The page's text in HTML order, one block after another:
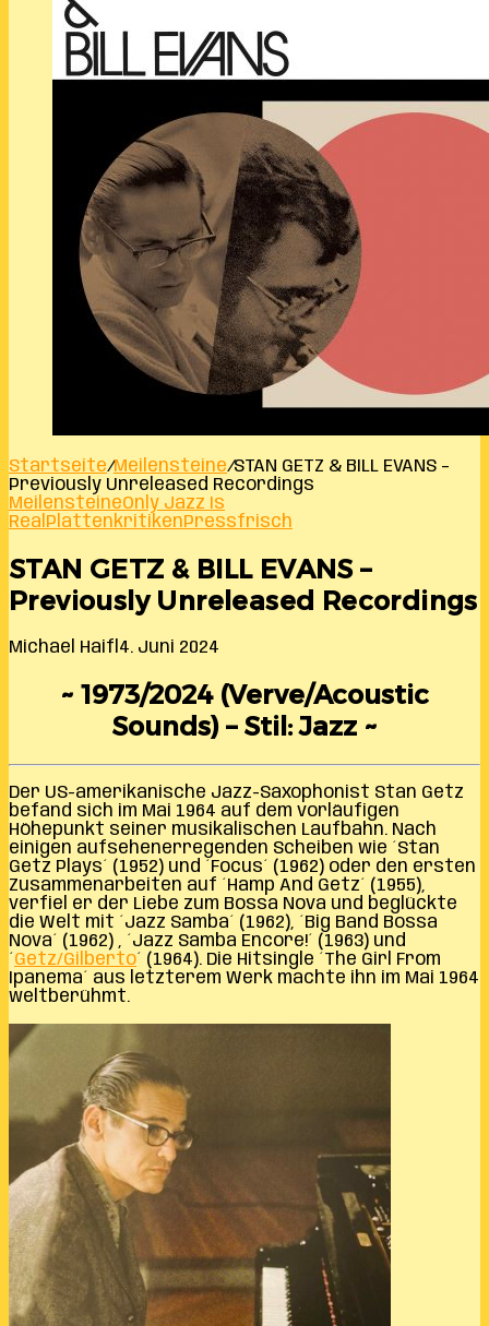
Startseite/Meilensteine/STAN GETZ & BILL EVANS –
Previously Unreleased Recordings
MeilensteineOnly Jazz Is
Real PlattenkritikenPressfrisch
STAN GETZ & BILL EVANS –
Previously Unreleased Recordings
Michael Haifl 4. Juni 2024
~ 1973/2024 (Verve/Acoustic
Sounds) – Stil: Jazz ~
Der US-amerikanische Jazz-Saxophonist Stan Getz
befand sich im Mai 1964 auf dem vorläufigen
Höhepunkt seiner musikalischen Laufbahn. Nach
einigen aufsehenerregenden Scheiben wie ´Stan
Getz Plays´ (1952) und ´Focus´ (1962) oder den ersten
Zusammenarbeiten auf ´Hamp And Getz´ (1955),
verfiel er der Liebe zum Bossa Nova und beglückte
die Welt mit ´Jazz Samba´ (1962), ´Big Band Bossa
Nova´ (1962) , ´Jazz Samba Encore!´ (1963) und
´Getz/Gilberto´ (1964). Die Hitsingle ´The Girl From
Ipanema´ aus letzterem Werk machte ihn im Mai 1964
weltberühmt.